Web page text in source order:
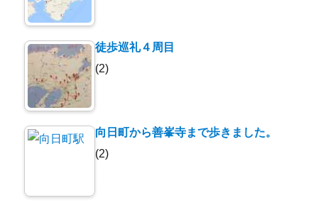
徒歩巡礼４周目
(2)
向日町から善峯寺まで歩きました。
(2)